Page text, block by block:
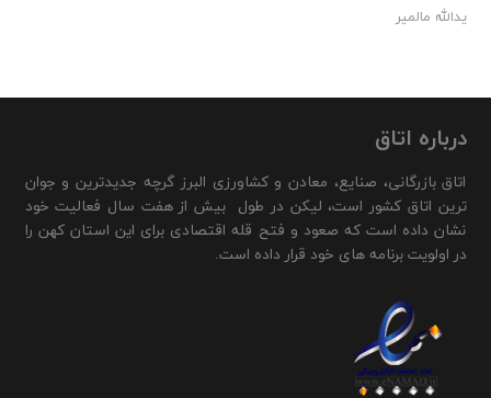
یدالله مالمیر
درباره اتاق
اتاق بازرگانی، صنایع، معادن و کشاورزی البرز گرچه جدیدترین و جوان
ترین اتاق کشور است، لیکن در طول بیش از هفت سال فعالیت خود
نشان داده است که صعود و فتح قله اقتصادی برای این استان کهن را
در اولویت برنامه های خود قرار داده است.